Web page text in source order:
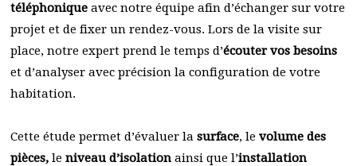
téléphonique avec notre équipe afin d’échanger sur votre
projet et de fixer un rendez-vous. Lors de la visite sur
place, notre expert prend le temps d’écouter vos besoins
et d’analyser avec précision la configuration de votre
habitation.
Cette étude permet d’évaluer la surface, le volume des
pièces, le niveau d’isolation ainsi que l’installation